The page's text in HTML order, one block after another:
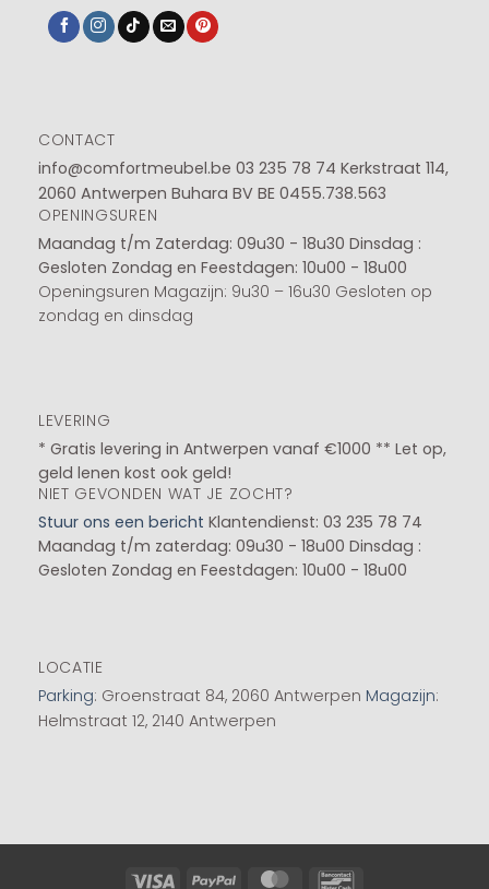
CONTACT
info@comfortmeubel.be 03 235 78 74 Kerkstraat 114,
2060 Antwerpen Buhara BV BE 0455.738.563
OPENINGSUREN
Maandag t/m Zaterdag: 09u30 - 18u30 Dinsdag :
Gesloten Zondag en Feestdagen: 10u00 - 18u00
Openingsuren Magazijn: 9u30 – 16u30 Gesloten op
zondag en dinsdag
LEVERING
* Gratis levering in Antwerpen vanaf €1000 ** Let op,
geld lenen kost ook geld!
NIET GEVONDEN WAT JE ZOCHT?
Stuur ons een bericht Klantendienst: 03 235 78 74
Maandag t/m zaterdag: 09u30 - 18u00 Dinsdag :
Gesloten Zondag en Feestdagen: 10u00 - 18u00
LOCATIE
Parking: Groenstraat 84, 2060 Antwerpen Magazijn:
Helmstraat 12, 2140 Antwerpen
Visa PayPal MasterCard